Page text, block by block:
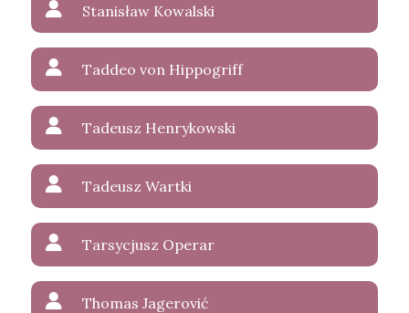
Stanisław Kowalski
Taddeo von Hippogriff
Tadeusz Henrykowski
Tadeusz Wartki
Tarsycjusz Operar
Thomas Jagerović